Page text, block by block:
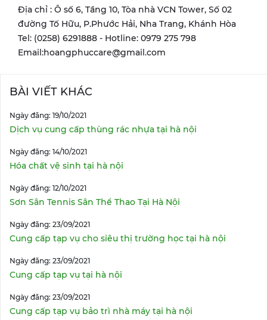
Địa chỉ : Ô số 6, Tầng 10, Tòa nhà VCN Tower, Số 02
đường Tố Hữu, P.Phước Hải, Nha Trang, Khánh Hòa
Tel: (0258) 6291888 - Hotline: 0979 275 798
Email:hoangphuccare@gmail.com
BÀI VIẾT KHÁC
Ngày đăng: 19/10/2021
Dịch vụ cung cấp thùng rác nhựa tại hà nội
Ngày đăng: 14/10/2021
Hóa chất vệ sinh tại hà nội
Ngày đăng: 12/10/2021
Sơn Sân Tennis Sân Thể Thao Tại Hà Nội
Ngày đăng: 23/09/2021
Cung cấp tạp vụ cho siêu thị trường học tại hà nội
Ngày đăng: 23/09/2021
Cung cấp tạp vụ tại hà nội
Ngày đăng: 23/09/2021
Cung cấp tạp vụ bảo trì nhà máy tại hà nội